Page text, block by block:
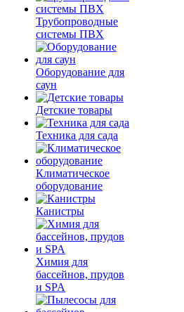
Трубопроводные
системы ПВХ
Оборудование для
саун
Детские товары
Техника для сада
Климатическое
оборудование
Канистры
Химия для
бассейнов, прудов
и SPA